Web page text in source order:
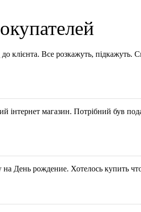
клієнта. Все розкажуть, підкажуть.
інтернет магазин. Потрібний був
День рождение. Хотелось купить